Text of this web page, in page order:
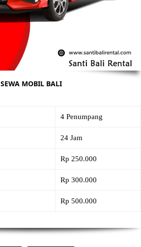
SEWA MOBIL BALI
4 Penumpang
24 Jam
Rp 250.000
Rp 300.000
Rp 500.000